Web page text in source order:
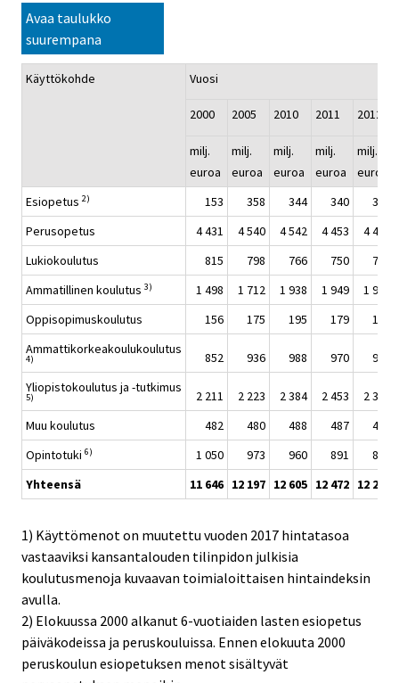
Avaa taulukko
suurempana
Käyttökohde Vuosi
2000 2005 2010 2011 2012
milj.
euroa
milj.
euroa
milj.
euroa
milj.
euroa
milj.
euroa
Esiopetus 2) 153 358 344 340
347
Perusopetus
4 431 4 540 4 542 4 453
4 431
Lukiokoulutus
815 798 766 750
738
Ammatillinen koulutus 3) 1 498 1 712 1 938 1 949
1 927
Oppisopimuskoulutus
156 175 195 179
174
Ammattikorkeakoulukoulutus
4) 852 936 988 970
942
Yliopistokoulutus ja -tutkimus
5) 2 211 2 223 2 384 2 453
2 376
Muu koulutus
482 480 488 487
485
Opintotuki 6) 1 050 973 960 891
850
Yhteensä
11 646 12 197 12 605 12 472 12 270
1) Käyttömenot on muutettu vuoden 2017 hintatasoa
vastaaviksi kansantalouden tilinpidon julkisia
koulutusmenoja kuvaavan toimialoittaisen hintaindeksin
avulla.
2) Elokuussa 2000 alkanut 6-vuotiaiden lasten esiopetus
päiväkodeissa ja peruskouluissa. Ennen elokuuta 2000
peruskoulun esiopetuksen menot sisältyvät